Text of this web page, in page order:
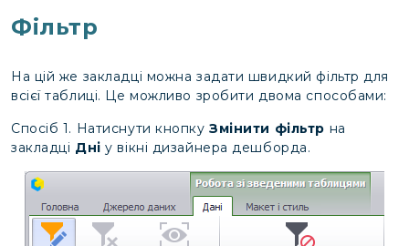
Фільтр
На цій же закладці можна задати швидкий фільтр для
всієї таблиці. Це можливо зробити двома способами:
Спосіб 1. Натиснути кнопкуЗмінити фільтр на
закладці Дніу вікні дизайнера дешборда.